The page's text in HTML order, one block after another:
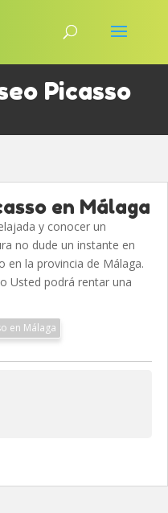
Picasso
en Málaga
y conocer un
no dude un instante en
en la provincia de Málaga.
Usted podrá rentar una
en Málaga